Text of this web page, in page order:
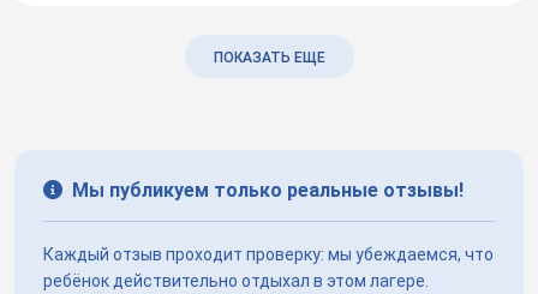
ПОКАЗАТЬ ЕЩЕ
Мы публикуем только реальные отзывы!
Каждый отзыв проходит проверку: мы убеждаемся, что
ребёнок действительно отдыхал в этом лагере.